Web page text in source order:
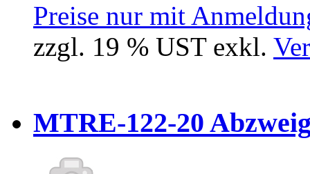
Preise nur mit
zzgl. 19 % UST exkl.
MTRE-122-20